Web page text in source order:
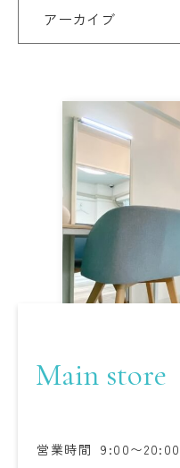
Main store
営業時間 9:00〜20:00